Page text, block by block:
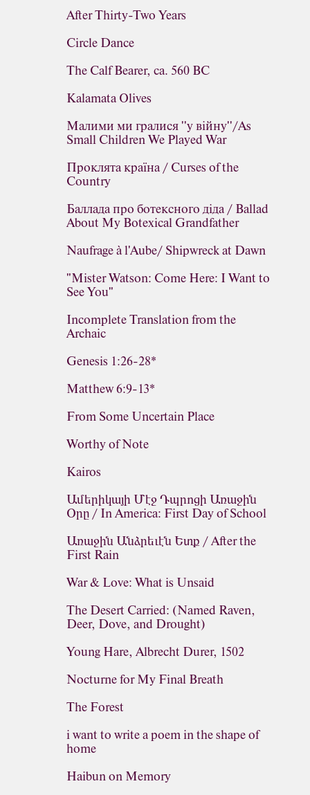
After Thirty-Two Years
Circle Dance
The Calf Bearer, ca. 560 BC
Kalamata Olives
Малими ми гралися ''у війну''/As
Small Children We Played War
Проклята країна / Curses of the
Country
Баллада про ботексного діда / Ballad
About My Botexical Grandfather
Naufrage à l'Aube/ Shipwreck at Dawn
"Mister Watson: Come Here: I Want to
See You"
Incomplete Translation from the
Archaic
Genesis 1:26-28*
Matthew 6:9-13*
From Some Uncertain Place
Worthy of Note
Kairos
Ամերիկայի Մէջ Դպրոցի Առաջին
Օրը / In America: First Day of School
Առաջին Անձրեւէն Ետք / After the
First Rain
War & Love: What is Unsaid
The Desert Carried: (Named Raven,
Deer, Dove, and Drought)
Young Hare, Albrecht Durer, 1502
Nocturne for My Final Breath
The Forest
i want to write a poem in the shape of
home
Haibun on Memory